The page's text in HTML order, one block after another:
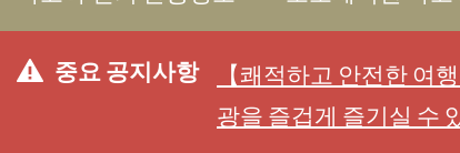
중요 공지사항
【쾌적하고 안전한 여
광을 즐겁게 즐기실 수